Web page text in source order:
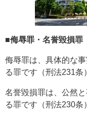
■侮辱罪・名誉毀損罪
侮辱罪は、具体的な
る罪です（刑法231条
名誉毀損罪は、公然
る罪です（刑法230条